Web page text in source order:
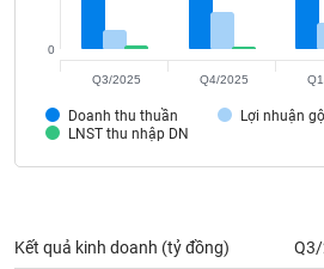
Doanh thu thuần
Lợi nhuận
LNST thu nhập DN
0
Q3/2025 Q4/2025
Kết quả kinh doanh (tỷ đồng)
Bài
viết
tác